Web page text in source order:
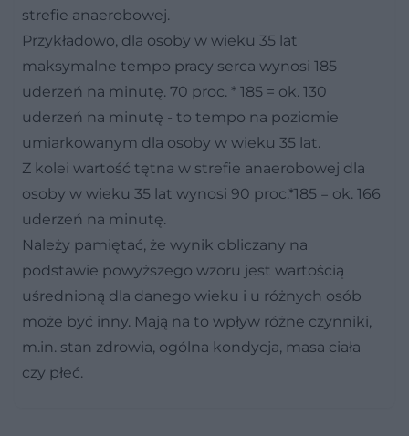
strefie anaerobowej.
Przykładowo, dla osoby w wieku 35 lat
maksymalne tempo pracy serca wynosi 185
uderzeń na minutę. 70 proc. * 185 = ok. 130
uderzeń na minutę - to tempo na poziomie
umiarkowanym dla osoby w wieku 35 lat.
Z kolei wartość tętna w strefie anaerobowej dla
osoby w wieku 35 lat wynosi 90 proc.*185 = ok. 166
uderzeń na minutę.
Należy pamiętać, że wynik obliczany na
podstawie powyższego wzoru jest wartością
uśrednioną dla danego wieku i u różnych osób
może być inny. Mają na to wpływ różne czynniki,
m.in. stan zdrowia, ogólna kondycja, masa ciała
czy płeć.